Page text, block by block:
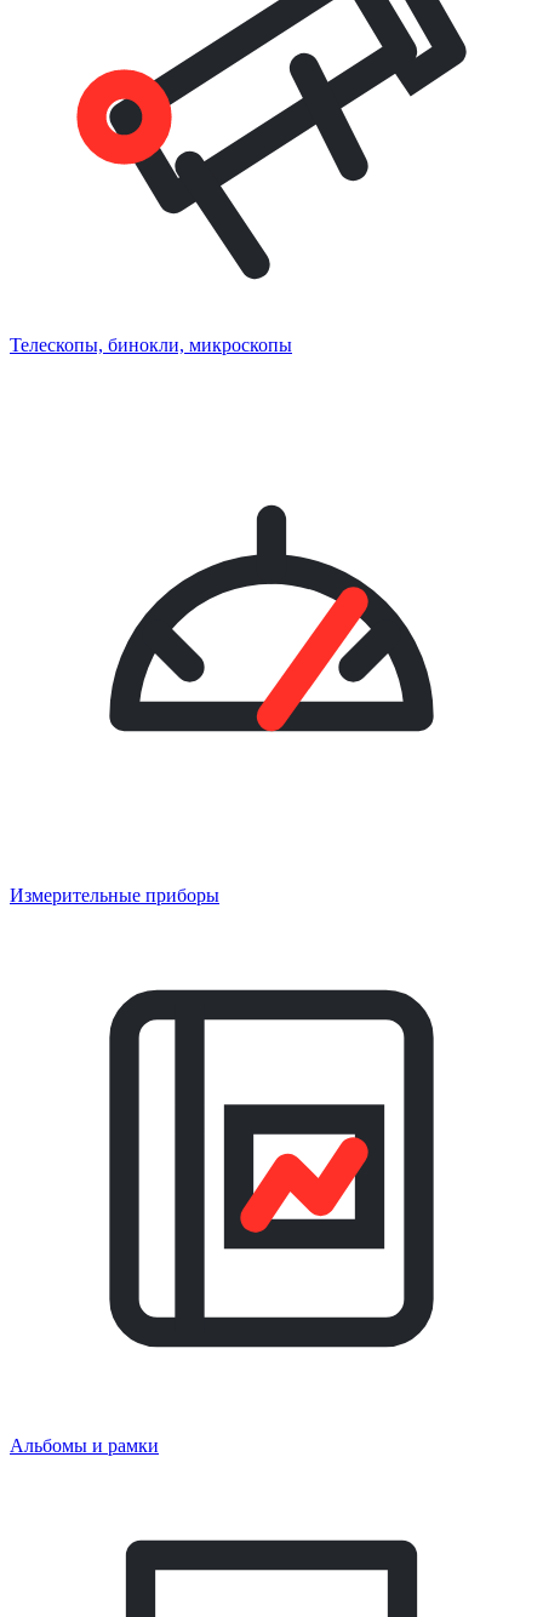
Телескопы, бинокли, микроскопы
Измерительные приборы
Альбомы и рамки